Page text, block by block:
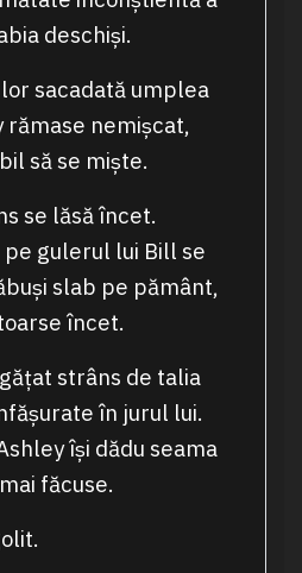
deschiși.
sacadată umplea
nemișcat,
să se miște.
se lăsă încet.
gulerul lui Bill se
slab pe pământ,
încet.
strâns de talia
în jurul lui.
își dădu seama
făcuse.